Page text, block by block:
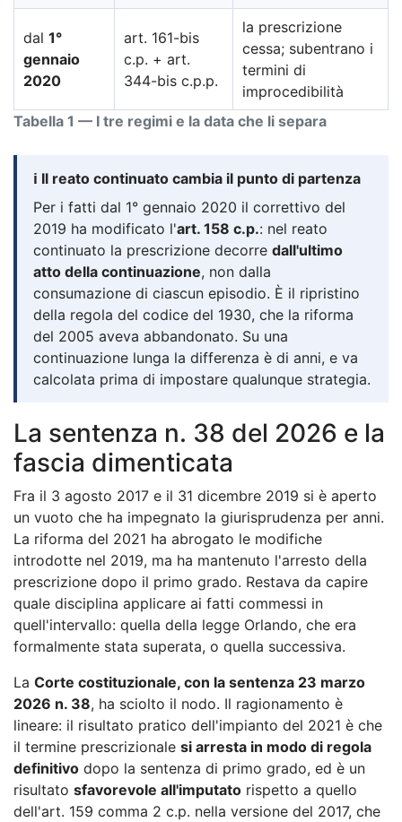
Tabella 1 — I tre regimi e la data che li separa
dal 1°
gennaio
2020
art. 161-bis
c.p. + art.
344-bis c.p.p.
la prescrizione
cessa; subentrano i
termini di
improcedibilità
ℹ️ Il reato continuato cambia il punto di partenza
Per i fatti dal 1° gennaio 2020 il correttivo del
2019 ha modificato l'art. 158 c.p.: nel reato
continuato la prescrizione decorre dall'ultimo
atto della continuazione, non dalla
consumazione di ciascun episodio. È il ripristino
della regola del codice del 1930, che la riforma
del 2005 aveva abbandonato. Su una
continuazione lunga la differenza è di anni, e va
calcolata prima di impostare qualunque strategia.
La sentenza n. 38 del 2026 e la
fascia dimenticata
Fra il 3 agosto 2017 e il 31 dicembre 2019 si è aperto
un vuoto che ha impegnato la giurisprudenza per anni.
La riforma del 2021 ha abrogato le modifiche
introdotte nel 2019, ma ha mantenuto l'arresto della
prescrizione dopo il primo grado. Restava da capire
quale disciplina applicare ai fatti commessi in
quell'intervallo: quella della legge Orlando, che era
formalmente stata superata, o quella successiva.
La Corte costituzionale, con la sentenza 23 marzo
2026 n. 38, ha sciolto il nodo. Il ragionamento è
lineare: il risultato pratico dell'impianto del 2021 è che
il termine prescrizionale si arresta in modo di regola
definitivo dopo la sentenza di primo grado, ed è un
risultato sfavorevole all'imputato rispetto a quello
dell'art. 159 comma 2 c.p. nella versione del 2017, che